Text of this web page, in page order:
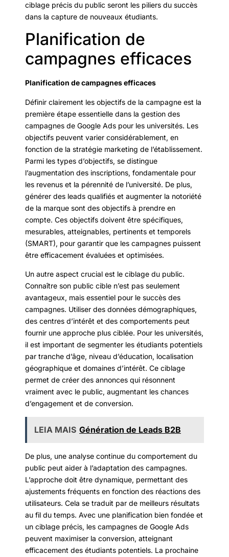
ciblage précis du public seront les piliers du succès
dans la capture de nouveaux étudiants.
Planification de
campagnes efficaces
Planification de campagnes efficaces
Définir clairement les objectifs de la campagne est la
première étape essentielle dans la gestion des
campagnes de Google Ads pour les universités. Les
objectifs peuvent varier considérablement, en
fonction de la stratégie marketing de l’établissement.
Parmi les types d’objectifs, se distingue
l’augmentation des inscriptions, fondamentale pour
les revenus et la pérennité de l’université. De plus,
générer des leads qualifiés et augmenter la notoriété
de la marque sont des objectifs à prendre en
compte. Ces objectifs doivent être spécifiques,
mesurables, atteignables, pertinents et temporels
(SMART), pour garantir que les campagnes puissent
être efficacement évaluées et optimisées.
Un autre aspect crucial est le ciblage du public.
Connaître son public cible n’est pas seulement
avantageux, mais essentiel pour le succès des
campagnes. Utiliser des données démographiques,
des centres d’intérêt et des comportements peut
fournir une approche plus ciblée. Pour les universités,
il est important de segmenter les étudiants potentiels
par tranche d’âge, niveau d’éducation, localisation
géographique et domaines d’intérêt. Ce ciblage
permet de créer des annonces qui résonnent
vraiment avec le public, augmentant les chances
d’engagement et de conversion.
LEIA MAIS Génération de Leads B2B
De plus, une analyse continue du comportement du
public peut aider à l’adaptation des campagnes.
L’approche doit être dynamique, permettant des
ajustements fréquents en fonction des réactions des
utilisateurs. Cela se traduit par de meilleurs résultats
au fil du temps. Avec une planification bien fondée et
un ciblage précis, les campagnes de Google Ads
peuvent maximiser la conversion, atteignant
efficacement des étudiants potentiels. La prochaine